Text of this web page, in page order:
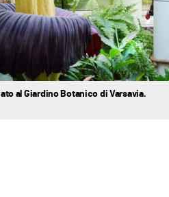
al Giardino Botanico di Varsavia.